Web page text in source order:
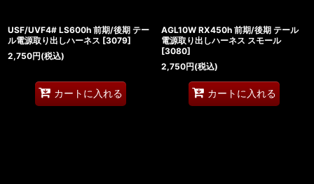
USF/UVF4# LS600h 前期/後期 テー
ル電源取り出しハーネス [3079]
2,750円(税込)
カートに入れる
AGL10W RX450h 前期/後期 テール
電源取り出しハーネス スモール
[3080]
2,750円(税込)
カートに入れる